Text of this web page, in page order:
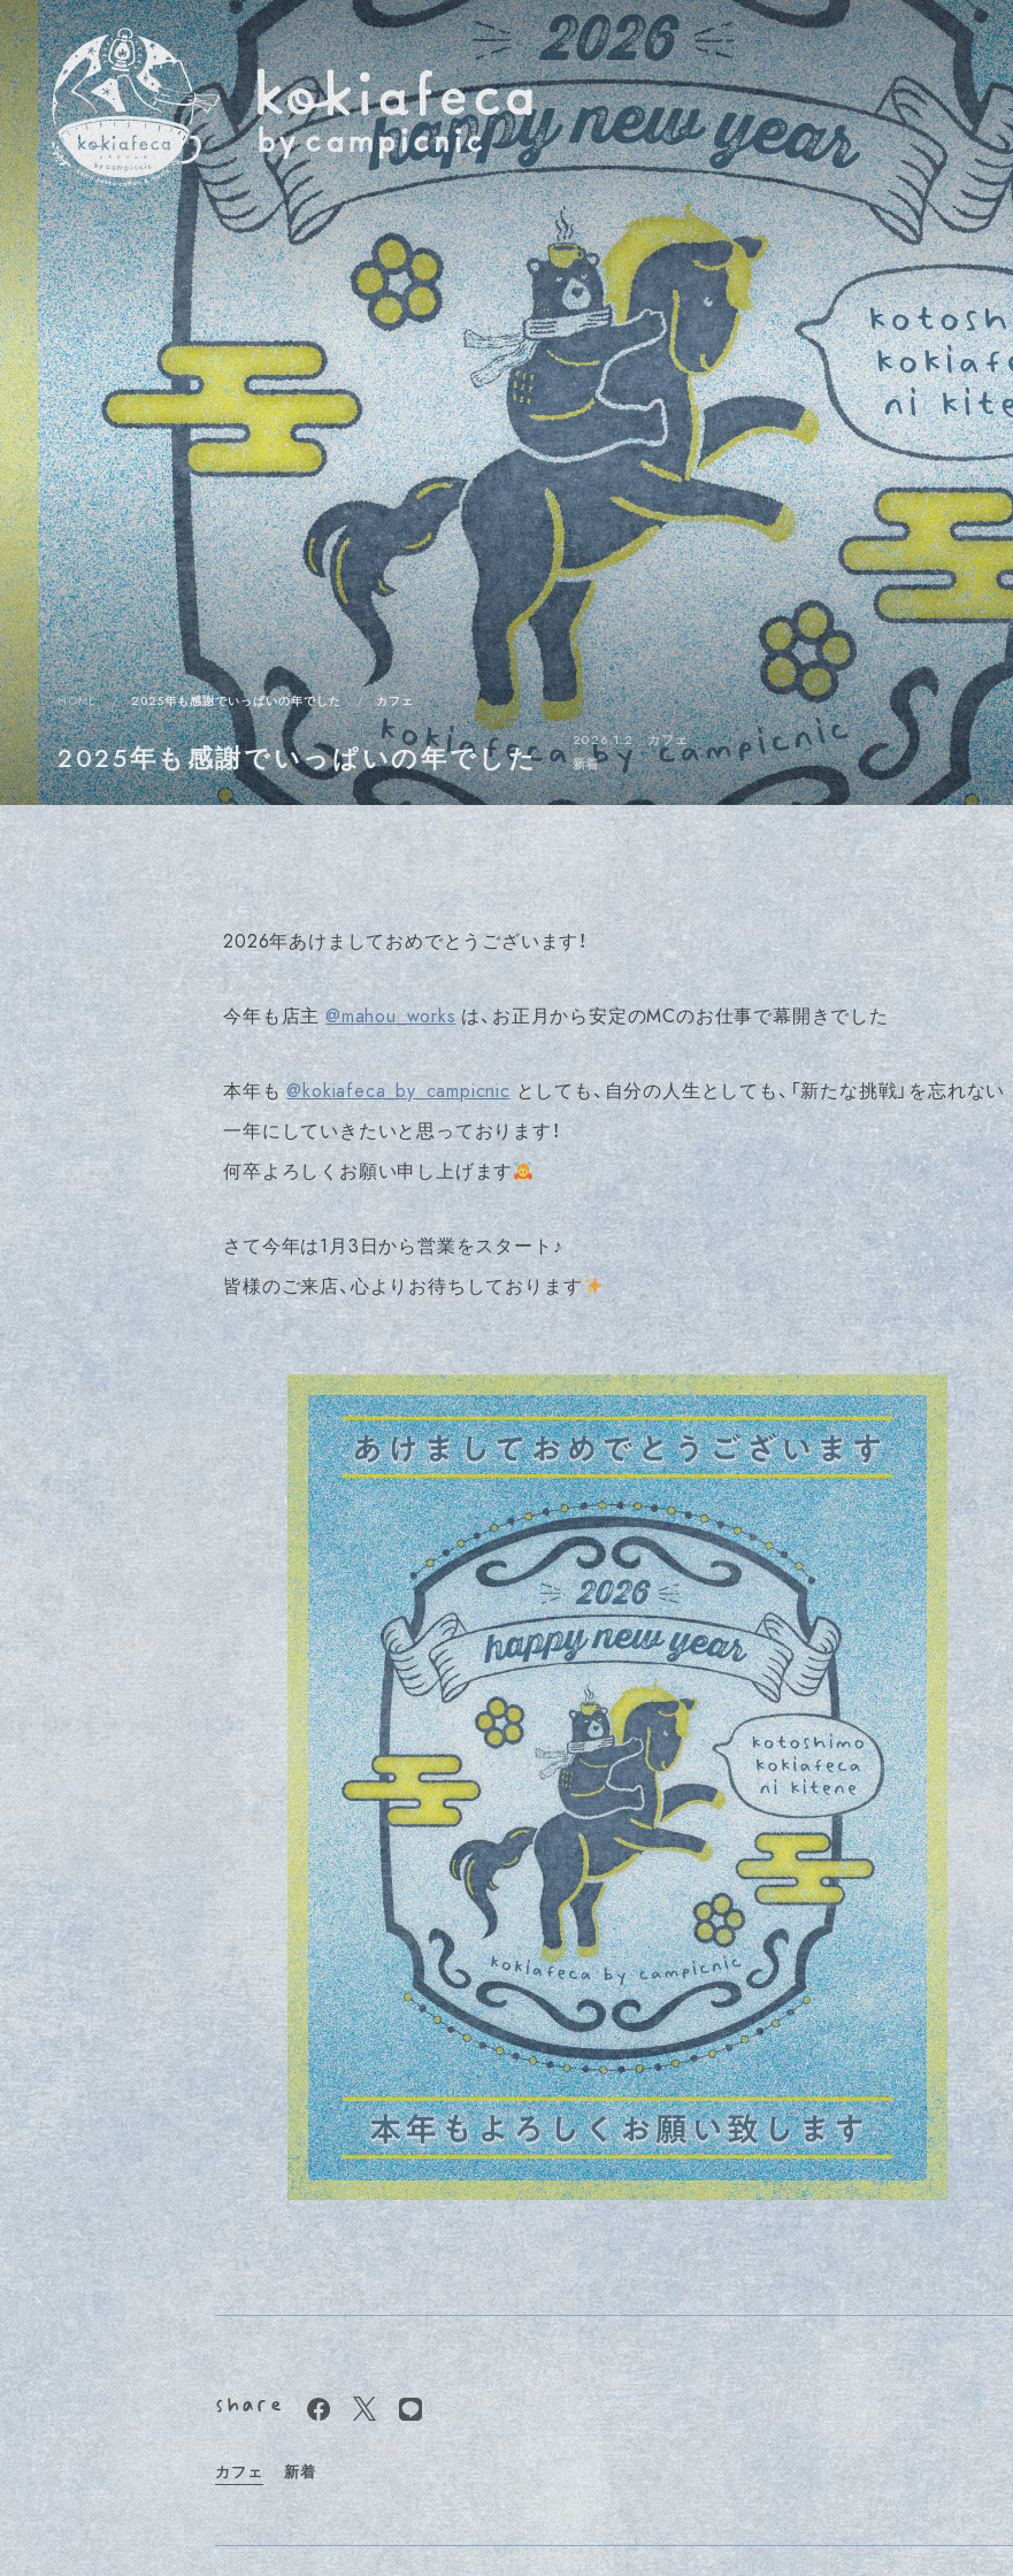
CROW CANYON HOME クラタペ
Enishi Candle
調味料 日用品 キャンドル
ワードでさがす
コーヒー、ライブ、ワークショップなど、気になるキーワードをなんでも入れてください
カテゴリ ワーク オンラインショッピング アイテム
ライブ ワークショップ ポップアップ イ
キーワード セール 営業日 クリスマス 赤ちゃん
地域 １周年 クッキー かき氷 キャン
投稿日 2025年3月 2025年2月 2024年9月 202
2025年7月 2025年9月 2025年10月 20
2026年1月 2026年3月 2026年4月
HOME 2025年も感謝でいっぱいの年でした カフェ
2025年も感謝でいっぱいの年でした 2026.1.2
カフェ
新着
2026年あけましておめでとうございます！
今年も店主@mahou_worksは、お正月から安定のMCのお仕事で幕開きでした
本年も@kokiafeca_by_campicnicとしても、自分の人生としても、「新たな挑戦」を忘れない
一年にしていきたいと思っております！
何卒よろしくお願い申し上げます
さて今年は1月3日から営業をスタート♪
皆様のご来店、心よりお待ちしております
カフェ 新着